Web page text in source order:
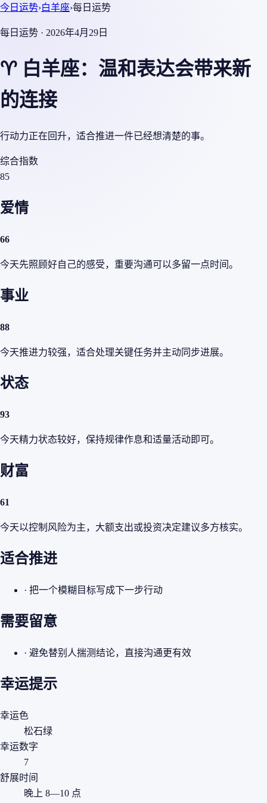
今日运势›白羊座›每日运势
每日运势 · 2026年4月29日
♈ 白羊座：温和表达会带来新
的连接
行动力正在回升，适合推进一件已经想清楚的事。
综合指数
85
爱情
66
今天先照顾好自己的感受，重要沟通可以多留一点时间。
事业
88
今天推进力较强，适合处理关键任务并主动同步进展。
状态
93
今天精力状态较好，保持规律作息和适量活动即可。
财富
61
今天以控制风险为主，大额支出或投资决定建议多方核实。
适合推进
· 把一个模糊目标写成下一步行动
需要留意
· 避免替别人揣测结论，直接沟通更有效
幸运提示
幸运色
松石绿
幸运数字
7
舒展时间
晚上 8—10 点